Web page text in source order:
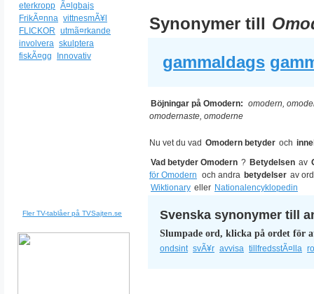
eterkropp Ã¤lgbajs
FrikÃ¤nna vittnesmÃ¥l
FLICKOR utmã¤rkande
involvera skulptera
fiskÃ¤gg
Innovativ
Fler TV-tablåer på TVSajten.se
Synonymer till
gammaldags
Böjningar på Omodern: omodern,
omodernaste, omoderne
Nu vet du vad Omodern betyder och
Vad betyder Omodern ? Betydelsen av
för Omodern och andra betydelser av
Wiktionary eller Nationalencyklopedin
Svenska synonymer till
Slumpade ord, klicka på ordet för
ondsint svÃ¥r avvisa tillfredsstÃ¤lla